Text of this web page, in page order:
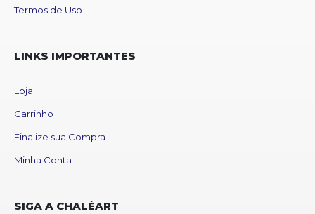
Termos de Uso
LINKS IMPORTANTES
Loja
Carrinho
Finalize sua Compra
Minha Conta
SIGA A CHALÉART